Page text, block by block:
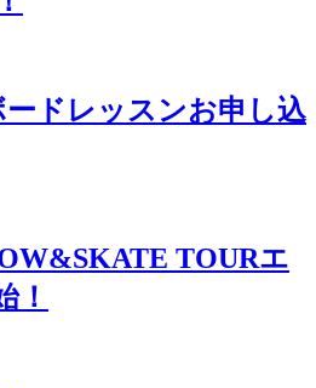
ドレッスンお申し込
TOURエ
！